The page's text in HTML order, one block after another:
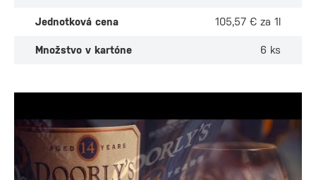
Jednotková cena 105,57 € za 1l
Množstvo v kartóne 6 ks